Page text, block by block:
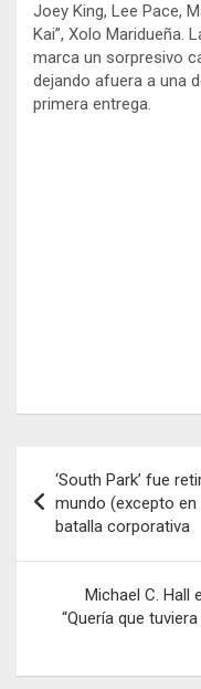
Joey King, Lee Pace,
Kai”, Xolo Maridueña.
marca un sorpresivo
dejando afuera a una
primera entrega.
de
entradas
‘South Park’ fue
mundo (excepto en
batalla corporativa
Michael C. Hall
“Quería que